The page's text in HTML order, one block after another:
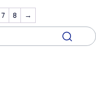
7 8 →